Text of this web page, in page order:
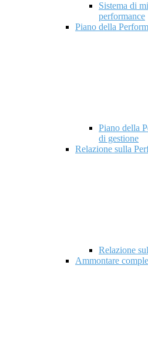
Sistema di
performance
Piano della
Piano della
di gestione
Relazione sulla
Relazione
Ammontare